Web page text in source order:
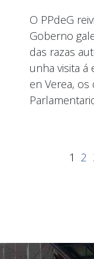
O PPdeG
Goberno
das razas
unha visita á
en Verea,
1 2